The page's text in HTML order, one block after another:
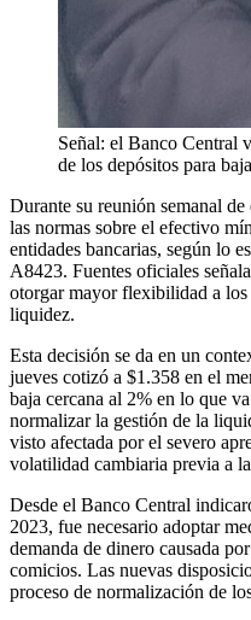
Señal: el Banco Central
de los depósitos para
Durante su reunión semanal
las normas sobre el efectivo
entidades bancarias, según lo
A8423. Fuentes oficiales
otorgar mayor flexibilidad a los
liquidez.
Esta decisión se da en un
jueves cotizó a $1.358 en el
baja cercana al 2% en lo que
normalizar la gestión de la
visto afectada por el severo
volatilidad cambiaria previa a
Desde el Banco Central
2023, fue necesario adoptar
demanda de dinero causada
comicios. Las nuevas
proceso de normalización de